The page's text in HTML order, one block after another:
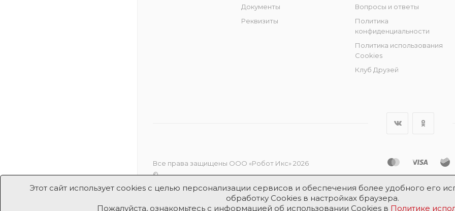
Этот сайт использует cookies с целью персонализации сервисов и обеспечения более удобного его
обработку Cookies в настройках браузера.
Пожалуйста, ознакомьтесь с информацией об использовании Cookies в Политике
Документы
Реквизиты
Вопросы и ответы
Политика
конфиденциальности
Политика использования
Cookies
Клуб Друзей
Все права защищены ООО «Робот Икс» 2026
©